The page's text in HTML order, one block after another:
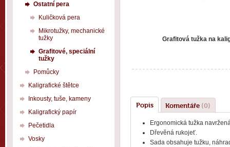
Grafitová tužka na
Popis Komentáře (0)
Ergonomická tužka
Dřevěná rukojeť.
Sada obsahuje tužku,
Ostatní pera
Kuličková pera
Mikrotužky, mechanické
tužky
Grafitové, speciální
tužky
Pomůcky
Kaligrafické štětce
Inkousty, tuše, kameny
Kaligrafický papír
Pečetidla
Vosky